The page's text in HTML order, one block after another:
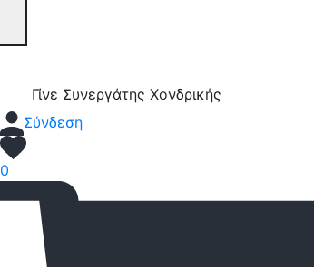
Γίνε Συνεργάτης Χονδρικής
Σύνδεση
0